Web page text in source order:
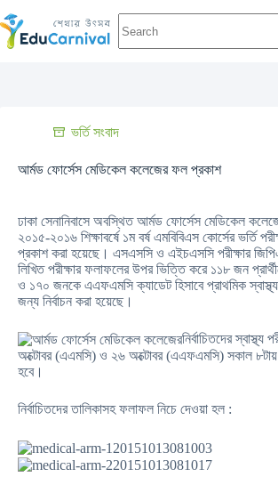
ভর্তি সংবাদ
আর্মড ফোর্সেস মেডিকেল কলেজের ফল প্রকাশ
ঢাকা সেনানিবাসে অবস্থিত আর্মড ফোর্সেস মেডিকেল
২০১৫-২০১৬ শিক্ষাবর্ষে ১ম বর্ষ এমবিবিএস কোর্সের ভর্তি
প্রকাশ করা হয়েছে। এসএসসি ও এইচএসসি পরীক্ষার
লিখিত পরীক্ষার ফলাফলের উপর ভিত্তি করে ১১৮ জন
ও ১৭০ জনকে এএফএমসি ক্যাডেট হিসাবে প্রাথমিক স্বাস্থ্য
জন্য নির্বাচন করা হয়েছে।
নির্বাচিতদের স্বাস্থ্য
অক্টোবর (এএমসি) ও ২৬ অক্টোবর (এএফএমসি) সকাল
হবে।
নির্বাচিতদের তালিকাসহ ফলাফল নিচে দেওয়া হল :